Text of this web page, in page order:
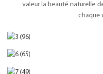
valeur la beauté naturelle
chaque